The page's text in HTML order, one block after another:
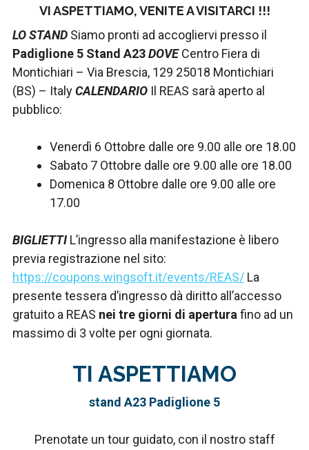
VI ASPETTIAMO, VENITE A VISITARCI !!!
LO STAND Siamo pronti ad accogliervi presso il
Padiglione 5 Stand A23DOVECentro Fiera di
Montichiari – Via Brescia, 129 25018 Montichiari
(BS) – ItalyCALENDARIO Il REAS sarà aperto al
pubblico:
Venerdì 6 Ottobre dalle ore 9.00 alle ore 18.00
Sabato 7 Ottobre dalle ore 9.00 alle ore 18.00
Domenica 8 Ottobre dalle ore 9.00 alle ore
17.00
BIGLIETTI L’ingresso alla manifestazione è libero
previa registrazione nel sito:
https://coupons.wingsoft.it/events/REAS/ La
presente tessera d’ingresso dà diritto all’accesso
gratuito a REAS nei tre giorni di apertura fino ad un
massimo di 3 volte per ogni giornata.
TI ASPETTIAMO
stand A23 Padiglione 5
Prenotate un tour guidato, con il nostro staff